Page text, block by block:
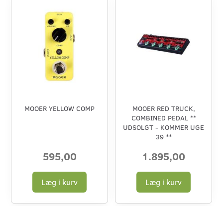
MOOER YELLOW COMP
595,00
Læg i kurv
MOOER RED TRUCK,
COMBINED PEDAL **
UDSOLGT - KOMMER UGE
39 **
1.895,00
Læg i kurv